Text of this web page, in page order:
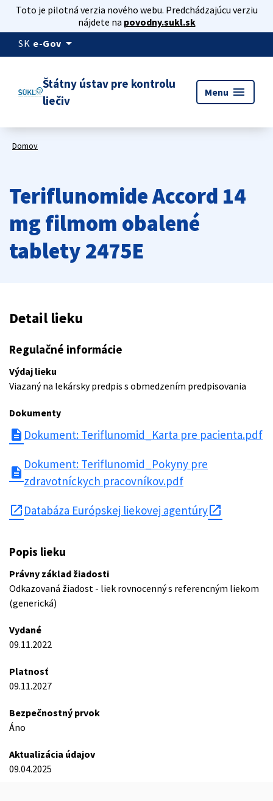
Toto je pilotná verzia nového webu. Predchádzajúcu verziu
nájdete na povodny.sukl.sk
SK e-Gov arrow_drop_down
Štátny ústav pre kontrolu
liečiv
Menu menu
Domov
Teriflunomide Accord 14
mg filmom obalené
tablety 2475E
Detail lieku
Regulačné informácie
Výdaj lieku
Viazaný na lekársky predpis s obmedzením predpisovania
Dokumenty
description Dokument: Teriflunomid_Karta pre pacienta.pdf
description
Dokument: Teriflunomid_Pokyny pre
zdravotníckych pracovníkov.pdf
open_in_new Databáza Európskej liekovej agentúry
Popis lieku
Právny základ žiadosti
Odkazovaná žiadost - liek rovnocenný s referencným liekom
(generická)
Vydané
09.11.2022
Platnosť
09.11.2027
Bezpečnostný prvok
Áno
Aktualizácia údajov
09.04.2025